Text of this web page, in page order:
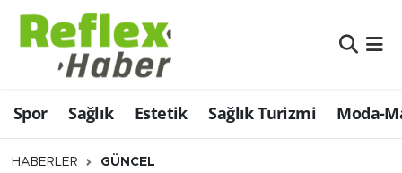
Spor Sağlık Estetik Sağlık Turizmi Moda-
HABERLER GÜNCEL
Eğitim
Estetik
Firmalardan
Nöbetçi Eczaneler
Hava Durumu
Namaz Vakitleri